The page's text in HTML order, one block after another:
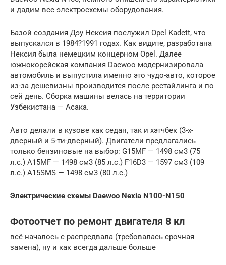
и дадим все электросхемы оборудования.
Базой создания Дэу Нексия послужил Opel Kadett, что
выпускался в 1984?1991 годах. Как видите, разработана
Нексия была немецким концерном Opel. Далее
южнокорейская компания Daewoo модернизировала
автомобиль и выпустила именно это чудо-авто, которое
из-за дешевизны производится после рестайлинга и по
сей день. Сборка машины велась на территории
Узбекистана — Асака.
Авто делали в кузове как седан, так и хэтчбек (3-х-
дверный и 5-ти-дверный). Двигатели предлагались
только бензиновые на выбор: G15MF — 1498 см3 (75
л.с.) A15MF — 1498 см3 (85 л.с.) F16D3 — 1597 см3 (109
л.с.) A15SMS — 1498 см3 (80 л.с.)
Электрические схемы Daewoo Nexia N100-N150
Фотоотчет по ремонт двигателя 8 кл
всё началось с распредвала (требовалась срочная
замена), ну и как всегда дальше больше